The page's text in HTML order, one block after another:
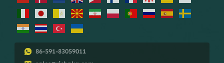
86-591-83059011